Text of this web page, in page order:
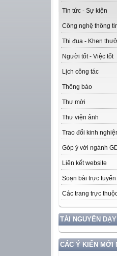
Tin tức - Sự kiện
Công nghệ thông
Thi đua - Khen
Người tốt - Việc tốt
Lịch công tác
Thông báo
Thư mời
Thư viện ảnh
Trao đổi kinh
Góp ý với ngành
Liên kết website
Soạn bài trực tuyến
Các trang trực
TÀI NGUYÊN
CÁC Ý KIẾN MỚI